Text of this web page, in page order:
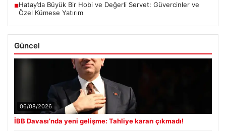
■Hatay’da Büyük Bir Hobi ve Değerli Servet: Güvercinler ve
Özel Kümese Yatırım
Güncel
06/08/2026
İBB Davası’nda yeni gelişme: Tahliye kararı çıkmadı!